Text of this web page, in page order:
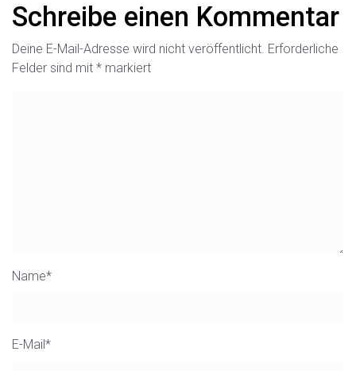
Schreibe einen Kommentar
Deine E-Mail-Adresse wird nicht veröffentlicht. Erforderliche
Felder sind mit * markiert
Name*
E-Mail*